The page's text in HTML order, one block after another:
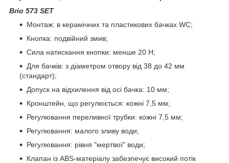
Brio 573 SET
Монтаж: в керамічних та пластикових бачках WC;
Кнопка: подвійний змив;
Сила натискання кнопки: менше 20 Н;
Для бачків: з діаметром отвору від 38 до 42 мм
(стандарт);
Допуск на відхилення від осі бачка: 10 мм;
Кронштейн, що регулюється: кожні 7,5 мм;
Регулювання переливної трубки: кожні 7,5 мм;
Регулювання: малого зливу води;
Регулювання: рівня "мертвої" води;
Клапан із ABS-матеріалу забезпечує високий потік